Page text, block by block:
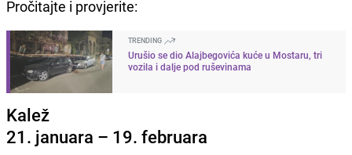
Pročitajte i provjerite:
TRENDING
Urušio se dio Alajbegovića kuće u Mostaru, tri
vozila i dalje pod ruševinama
Kalež
21. januara – 19. februara